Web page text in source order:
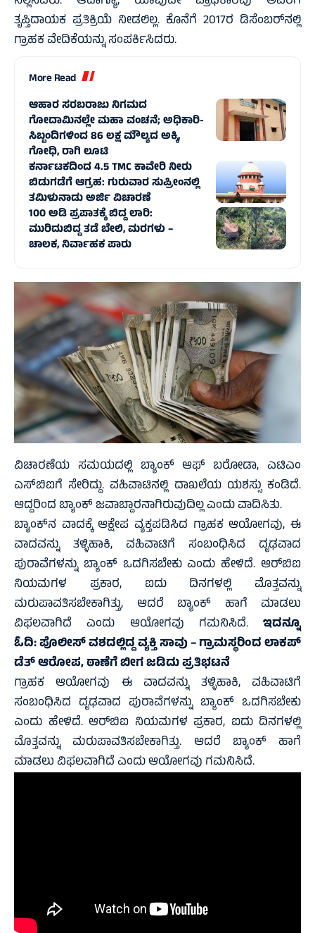
ತೃಪ್ತಿದಾಯಕ ಪ್ರತಿಕ್ರಿಯೆ ನೀಡಲಿಲ್ಲ. ಕೊನೆಗೆ 2017ರ ಡಿಸೆಂಬರ್‌ನಲ್ಲಿ
ಗ್ರಾಹಕ ವೇದಿಕೆಯನ್ನು ಸಂಪರ್ಕಿಸಿದರು.
More Read
ಆಹಾರ ಸರಬರಾಜು ನಿಗಮದ
ಗೋದಾಮಿನಲ್ಲೇ ಮಹಾ ವಂಚನೆ; ಅಧಿಕಾರಿ-
ಸಿಬ್ಬಂದಿಗಳಿಂದ 86 ಲಕ್ಷ ಮೌಲ್ಯದ ಅಕ್ಕಿ,
ಗೋಧಿ, ರಾಗಿ ಲೂಟಿ
ಕರ್ನಾಟಕದಿಂದ 4.5 TMC ಕಾವೇರಿ ನೀರು
ಬಿಡುಗಡೆಗೆ ಆಗ್ರಹ: ಗುರುವಾರ ಸುಪ್ರೀಂನಲ್ಲಿ
ತಮಿಳುನಾಡು ಅರ್ಜಿ ವಿಚಾರಣೆ
100 ಅಡಿ ಪ್ರಪಾತಕ್ಕೆ ಬಿದ್ದ ಲಾರಿ:
ಮುರಿದುಬಿದ್ದ ತಡೆ ಬೇಲಿ, ಮರಗಳು –
ಚಾಲಕ, ನಿರ್ವಾಹಕ ಪಾರು
ವಿಚಾರಣೆಯ ಸಮಯದಲ್ಲಿ ಬ್ಯಾಂಕ್ ಆಫ್ ಬರೋಡಾ, ಎಟಿಎಂ
ಎಸ್‌ಬಿಐಗೆ ಸೇರಿದ್ದು. ವಹಿವಾಟಿನಲ್ಲಿ ದಾಖಲೆಯ ಯಶಸ್ಸು ಕಂಡಿದೆ.
ಆದ್ದರಿಂದ ಬ್ಯಾಂಕ್ ಜವಾಬ್ದಾರನಾಗಿರುವುದಿಲ್ಲ ಎಂದು ವಾದಿಸಿತು.
ಬ್ಯಾಂಕ್‌ನ ವಾದಕ್ಕೆ ಆಕ್ಷೇಪ ವ್ಯಕ್ತಪಡಿಸಿದ ಗ್ರಾಹಕ ಆಯೋಗವು, ಈ
ವಾದವನ್ನು ತಳ್ಳಿಹಾಕಿ, ವಹಿವಾಟಿಗೆ ಸಂಬಂಧಿಸಿದ ದೃಢವಾದ
ಪುರಾವೆಗಳನ್ನು ಬ್ಯಾಂಕ್ ಒದಗಿಸಬೇಕು ಎಂದು ಹೇಳಿದೆ. ಆರ್‌ಬಿಐ
ನಿಯಮಗಳ ಪ್ರಕಾರ, ಐದು ದಿನಗಳಲ್ಲಿ ಮೊತ್ತವನ್ನು
ಮರುಪಾವತಿಸಬೇಕಾಗಿತ್ತು, ಆದರೆ ಬ್ಯಾಂಕ್ ಹಾಗೆ ಮಾಡಲು
ವಿಫಲವಾಗಿದೆ ಎಂದು ಆಯೋಗವು ಗಮನಿಸಿದೆ. ಇದನ್ನೂ
ಓದಿ:ಪೊಲೀಸ್‌ ವಶದಲ್ಲಿದ್ದ ವ್ಯಕ್ತಿ ಸಾವು – ಗ್ರಾಮಸ್ಥರಿಂದ ಲಾಕಪ್‌
ಡೆತ್ ಆರೋಪ, ಠಾಣೆಗೆ ಬೀಗ ಜಡಿದು ಪ್ರತಿಭಟನೆ
ಗ್ರಾಹಕ ಆಯೋಗವು ಈ ವಾದವನ್ನು ತಳ್ಳಿಹಾಕಿ, ವಹಿವಾಟಿಗೆ
ಸಂಬಂಧಿಸಿದ ದೃಢವಾದ ಪುರಾವೆಗಳನ್ನು ಬ್ಯಾಂಕ್ ಒದಗಿಸಬೇಕು
ಎಂದು ಹೇಳಿದೆ. ಆರ್‌ಬಿಐ ನಿಯಮಗಳ ಪ್ರಕಾರ, ಐದು ದಿನಗಳಲ್ಲಿ
ಮೊತ್ತವನ್ನು ಮರುಪಾವತಿಸಬೇಕಾಗಿತ್ತು. ಆದರೆ ಬ್ಯಾಂಕ್ ಹಾಗೆ
ಮಾಡಲು ವಿಫಲವಾಗಿದೆ ಎಂದು ಆಯೋಗವು ಗಮನಿಸಿದೆ.